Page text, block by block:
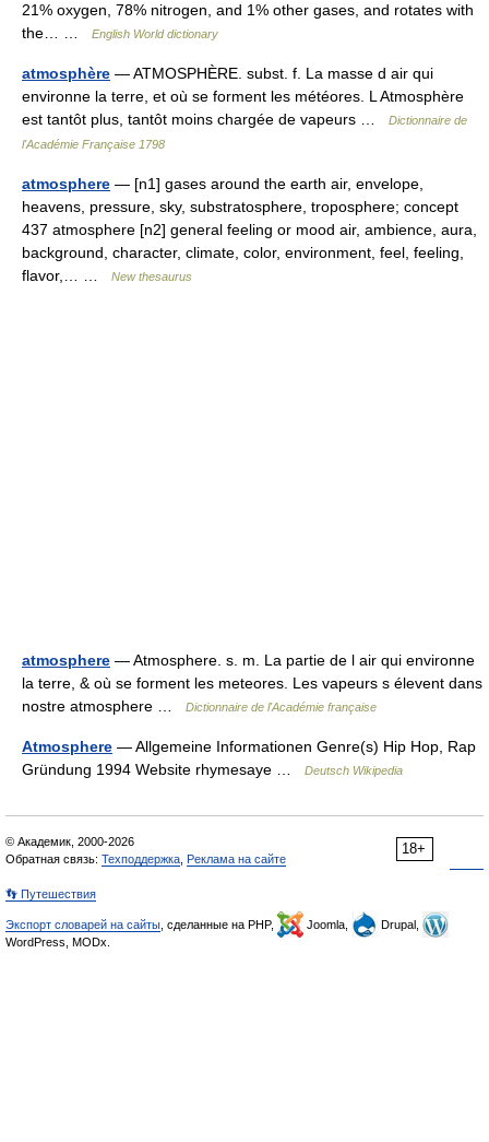
21% oxygen, 78% nitrogen, and 1% other gases, and rotates with
the… …
English World dictionary
atmosphère — ATMOSPHÈRE. subst. f. La masse d air qui
environne la terre, et où se forment les météores. L Atmosphère
est tantôt plus, tantôt moins chargée de vapeurs …
Dictionnaire de
l'Académie Française 1798
atmosphere — [n1] gases around the earth air, envelope,
heavens, pressure, sky, substratosphere, troposphere; concept
437 atmosphere [n2] general feeling or mood air, ambience, aura,
background, character, climate, color, environment, feel, feeling,
flavor,… …
New thesaurus
atmosphere — Atmosphere. s. m. La partie de l air qui environne
la terre, & où se forment les meteores. Les vapeurs s élevent dans
nostre atmosphere …
Dictionnaire de l'Académie française
Atmosphere — Allgemeine Informationen Genre(s) Hip Hop, Rap
Gründung 1994 Website rhymesaye …
Deutsch Wikipedia
18+
© Академик, 2000-2026
Обратная связь: Техподдержка Реклама на сайте
👣 Путешествия
Экспорт словарей на сайты , сделанные на PHP, Joomla,
Drupal,
WordPress, MODx.